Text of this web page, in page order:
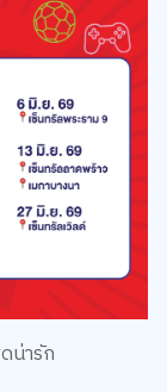
น่ารัก